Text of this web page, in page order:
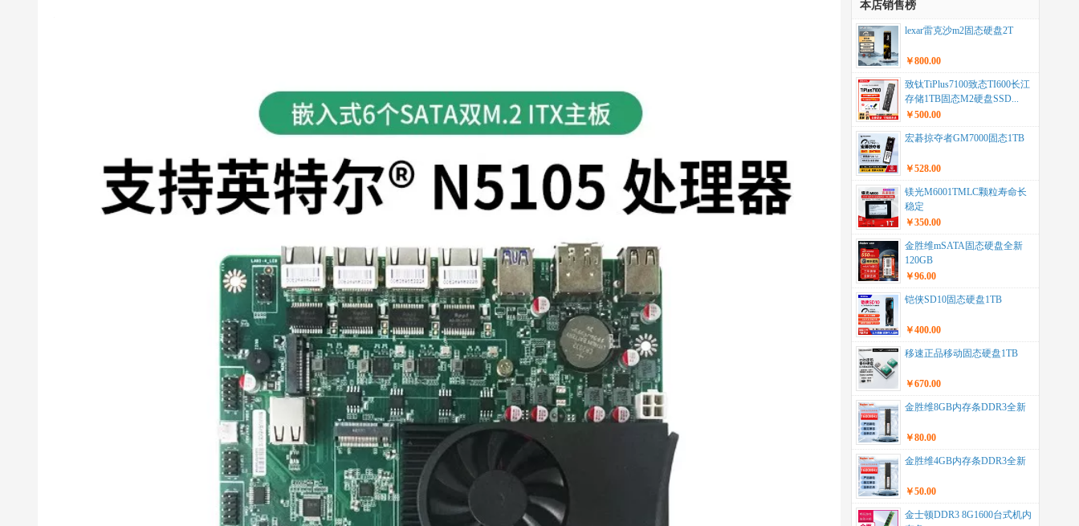
本店销售榜
lexar雷克沙m2固态硬盘2T
￥800.00
致钛TiPlus7100致态TI600长江
存储1TB固态M2硬盘SSD...
￥500.00
宏碁掠夺者GM7000固态1TB
￥528.00
镁光M6001TMLC颗粒寿命长
稳定
￥350.00
金胜维mSATA固态硬盘全新
120GB
￥96.00
铠侠SD10固态硬盘1TB
￥400.00
移速正品移动固态硬盘1TB
￥670.00
金胜维8GB内存条DDR3全新
￥80.00
金胜维4GB内存条DDR3全新
￥50.00
金士顿DDR3 8G1600台式机内